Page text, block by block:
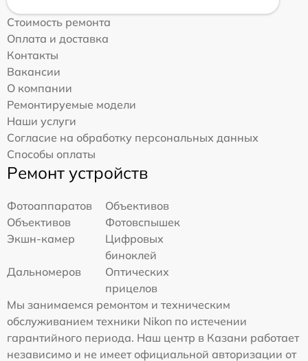
Стоимость ремонта
Оплата и доставка
Контакты
Вакансии
О компании
Ремонтируемые модели
Наши услуги
Согласие на обработку персональных данных
Способы оплаты
Ремонт устройств
Фотоаппаратов
Объективов
Объективов
Фотовспышек
Экшн-камер
Цифровых
биноклей
Дальномеров
Оптических
прицелов
Мы занимаемся ремонтом и техническим
обслуживанием техники Nikon по истечении
гарантийного периода. Наш центр в Казани работает
независимо и не имеет официальной авторизации от